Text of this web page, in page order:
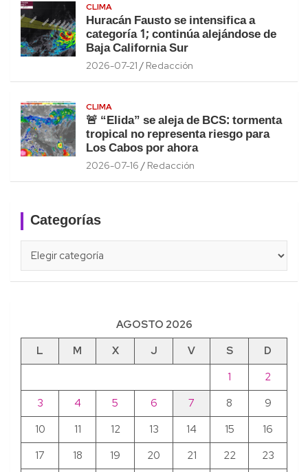
CLIMA
Huracán Fausto se intensifica a
categoría 1; continúa alejándose de
Baja California Sur
2026-07-21 Redacción
CLIMA
🚨 “Elida” se aleja de BCS: tormenta
tropical no representa riesgo para
Los Cabos por ahora
2026-07-16 Redacción
Categorías
AGOSTO 2026
L
M X J V S
D
1
2
3
4 5 6 7 8
9
10
11 12 13 14 15
16
17
18 19 20 21 22 23